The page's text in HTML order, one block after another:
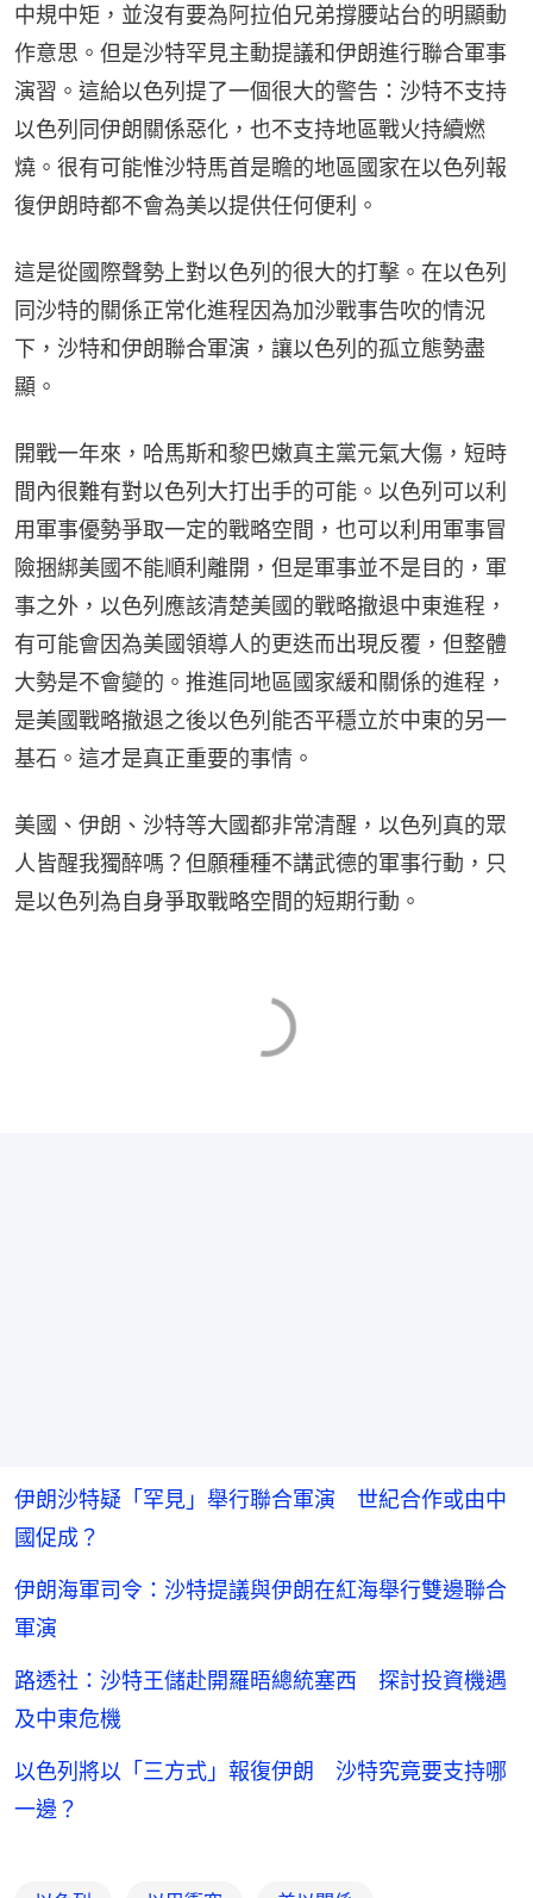
中規中矩，並沒有要為阿拉伯兄弟撐腰站台的明顯動
作意思。但是沙特罕見主動提議和伊朗進行聯合軍事
演習。這給以色列提了一個很大的警告：沙特不支持
以色列同伊朗關係惡化，也不支持地區戰火持續燃
燒。很有可能惟沙特馬首是瞻的地區國家在以色列報
復伊朗時都不會為美以提供任何便利。
這是從國際聲勢上對以色列的很大的打擊。在以色列
同沙特的關係正常化進程因為加沙戰事告吹的情況
下，沙特和伊朗聯合軍演，讓以色列的孤立態勢盡
顯。
開戰一年來，哈馬斯和黎巴嫩真主黨元氣大傷，短時
間內很難有對以色列大打出手的可能。以色列可以利
用軍事優勢爭取一定的戰略空間，也可以利用軍事冒
險捆綁美國不能順利離開，但是軍事並不是目的，軍
事之外，以色列應該清楚美國的戰略撤退中東進程，
有可能會因為美國領導人的更迭而出現反覆，但整體
大勢是不會變的。推進同地區國家緩和關係的進程，
是美國戰略撤退之後以色列能否平穩立於中東的另一
基石。這才是真正重要的事情。
美國、伊朗、沙特等大國都非常清醒，以色列真的眾
人皆醒我獨醉嗎？但願種種不講武德的軍事行動，只
是以色列為自身爭取戰略空間的短期行動。
伊朗沙特疑「罕見」舉行聯合軍演 世紀合作或由中
國促成？
伊朗海軍司令：沙特提議與伊朗在紅海舉行雙邊聯合
軍演
路透社：沙特王儲赴開羅晤總統塞西 探討投資機遇
及中東危機
以色列將以「三方式」報復伊朗 沙特究竟要支持哪
一邊？